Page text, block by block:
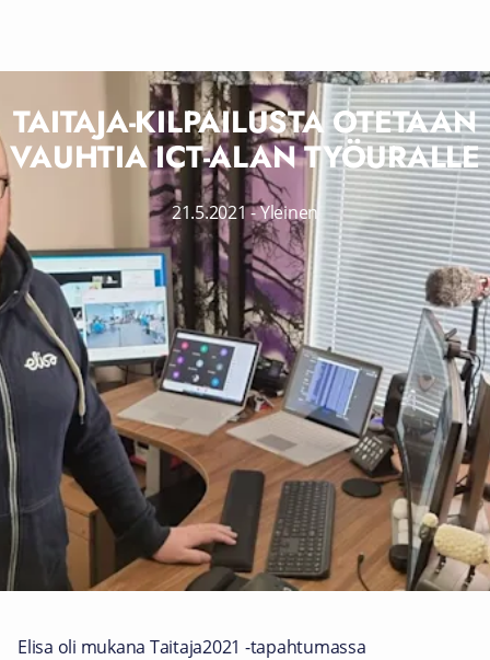
TAITAJA-KILPAILUSTA OTETAAN
VAUHTIA ICT-ALAN TYÖURALLE
21.5.2021-Yleinen
Elisa oli mukana Taitaja2021 -tapahtumassa